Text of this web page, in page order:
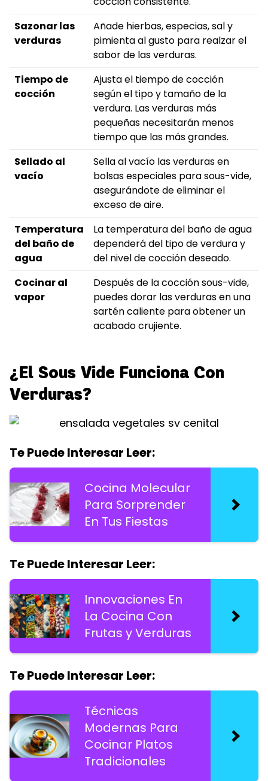
Sazonar las
verduras
Añade hierbas, especias, sal y
pimienta al gusto para realzar el
sabor de las verduras.
Tiempo de
cocción
Ajusta el tiempo de cocción
según el tipo y tamaño de la
verdura. Las verduras más
pequeñas necesitarán menos
tiempo que las más grandes.
Sellado al
vacío
Sella al vacío las verduras en
bolsas especiales para sous-vide,
asegurándote de eliminar el
exceso de aire.
Temperatura
del baño de
agua
La temperatura del baño de agua
dependerá del tipo de verdura y
del nivel de cocción deseado.
Cocinar al
vapor
Después de la cocción sous-vide,
puedes dorar las verduras en una
sartén caliente para obtener un
acabado crujiente.
¿El Sous Vide Funciona Con
Verduras?
Te Puede Interesar Leer:
Cocina Molecular
Para Sorprender
En Tus Fiestas
Te Puede Interesar Leer:
Innovaciones En
La Cocina Con
Frutas y Verduras
Te Puede Interesar Leer:
Técnicas
Modernas Para
Cocinar Platos
Tradicionales